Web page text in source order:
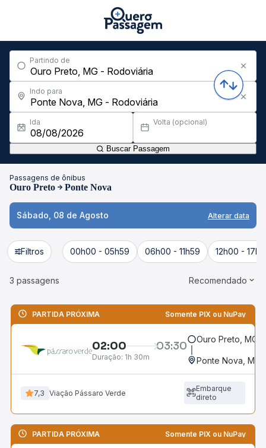
Partindo de
Indo para
Ida Volta (opcional)
Buscar Passagem
Passagens de ônibus
Ouro Preto Ponte Nova
Sábado, 08 de Agosto Alterar data
Filtros 00h00 - 05h59 06h00 - 11h59 12h00 -
3 passagens Recomendado
PARTIDA PRÓXIMA Somente PIX ou NuPay
02:00 03:30
Duração: 1h 30m
Ouro Preto, MG
Ponte Nova, MG
7,3 Viação Pássaro Verde
Embarque
direto
PARTIDA PRÓXIMA Somente PIX ou NuPay